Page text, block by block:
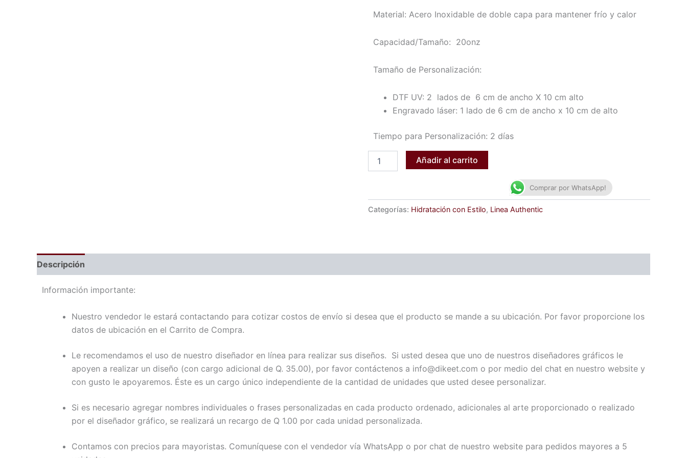
Material: Acero Inoxidable de doble capa para mantener frío y calor
Capacidad/Tamaño: 20onz
Tamaño de Personalización:
DTF UV: 2 lados de 6 cm de ancho X 10 cm alto
Engravado láser: 1 lado de 6 cm de ancho x 10 cm de alto
Tiempo para Personalización: 2 días
Añadir al carrito
Comprar por WhatsApp!
Categorías: Hidratación con Estilo, Linea Authentic
Descripción
Información importante:
Nuestro vendedor le estará contactando para cotizar costos de envío si desea que el producto se mande a su ubicación. Por favor proporcione los
datos de ubicación en el Carrito de Compra.
Le recomendamos el uso de nuestro diseñador en línea para realizar sus diseños. Si usted desea que uno de nuestros diseñadores gráficos le
apoyen a realizar un diseño (con cargo adicional de Q. 35.00), por favor contáctenos a info@dikeet.com o por medio del chat en nuestro website y
con gusto le apoyaremos. Éste es un cargo único independiente de la cantidad de unidades que usted desee personalizar.
Si es necesario agregar nombres individuales o frases personalizadas en cada producto ordenado, adicionales al arte proporcionado o realizado
por el diseñador gráfico, se realizará un recargo de Q 1.00 por cada unidad personalizada.
Contamos con precios para mayoristas. Comuníquese con el vendedor vía WhatsApp o por chat de nuestro website para pedidos mayores a 5